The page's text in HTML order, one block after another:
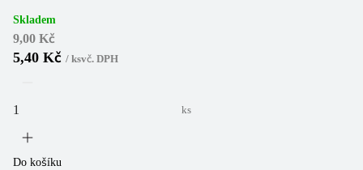
Skladem
9,00 Kč
5,40 Kč / ksvč. DPH
ks
Do košíku